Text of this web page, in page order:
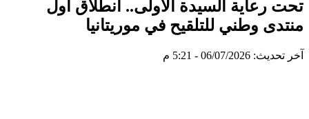
تحت رعاية السيدة الأولى.. انطلاق أول
منتدى وطني للتلقيح في موريتانيا
آخر تحديث: 06/07/2026 - 5:21 م